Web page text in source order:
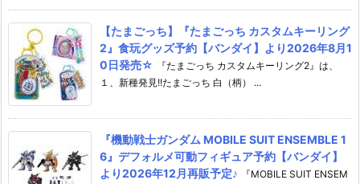
【たまごっち】『たまごっち カスタムキーリング
2』食玩グッズ予約【バンダイ】より2026年8月1
0日発売☆
『たまごっち カスタムキーリング2』は、
１、新種発見!!たまごっち 白（柄） ...
『機動戦士ガンダム MOBILE SUIT ENSEMBLE 1
6』デフォルメ可動フィギュア予約【バンダイ】
より2026年12月再販予定♪
『MOBILE SUIT ENSEM